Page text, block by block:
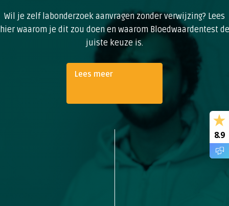
Wil je zelf labonderzoek aanvragen zonder verwijzing? Lees
hier waarom je dit zou doen en waarom Bloedwaardentest de
juiste keuze is.
Lees meer
8.9